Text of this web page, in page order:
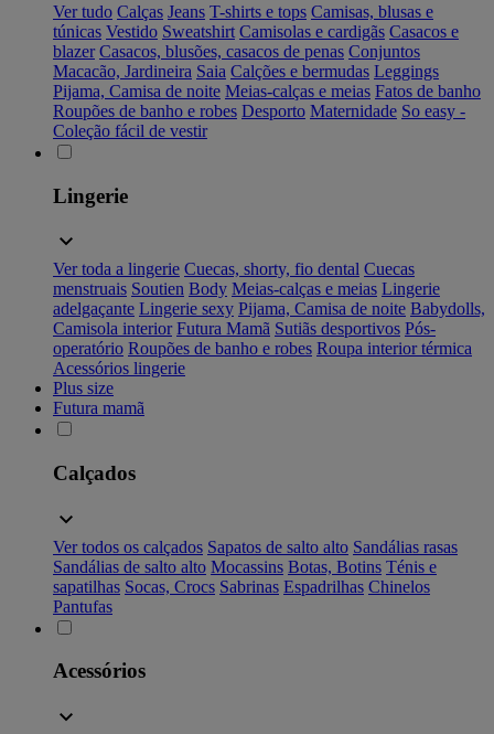
Ver tudo Calças Jeans T-shirts e tops Camisas, blusas e
túnicas Vestido Sweatshirt Camisolas e cardigãs Casacos e
blazer Casacos, blusões, casacos de penas Conjuntos
Macacão, Jardineira Saia Calções e bermudas Leggings
Pijama, Camisa de noite Meias-calças e meias Fatos de banho
Roupões de banho e robes Desporto Maternidade So easy -
Coleção fácil de vestir
Lingerie
Ver toda a lingerie Cuecas, shorty, fio dental Cuecas
menstruais Soutien Body Meias-calças e meias Lingerie
adelgaçante Lingerie sexy Pijama, Camisa de noite Babydolls,
Camisola interior Futura Mamã Sutiãs desportivos Pós-
operatório Roupões de banho e robes Roupa interior térmica
Acessórios lingerie
Plus size
Futura mamã
Calçados
Ver todos os calçados Sapatos de salto alto Sandálias rasas
Sandálias de salto alto Mocassins Botas, Botins Ténis e
sapatilhas Socas, Crocs Sabrinas Espadrilhas Chinelos
Pantufas
Acessórios